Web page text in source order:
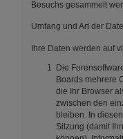
Besuchs gesammelt
Umfang und Art der
Ihre Daten werden auf
Die
Boards mehrere
die Ihr Browser
zwischen den
bleiben. In
Sitzung (damit